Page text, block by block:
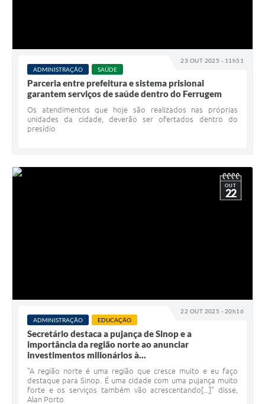
23 OUT 2025 - 11h51
ADMINISTRAÇÃO SAÚDE
Parceria entre prefeitura e sistema prisional
garantem serviços de saúde dentro do Ferrugem
Os atendimentos que hoje são realizados nas próprias
unidades da cidade, deverão ser ofertados dentro do
presídio
22 OUT 2025 - 20h16
OUT
22
ADMINISTRAÇÃO EDUCAÇÃO
Secretário destaca a pujança de Sinop e a
importância da região norte ao anunciar
investimentos milionários à...
"A região norte é uma região que cresce muito e eu faço
destaque para Sinop. É uma cidade com uma pujança muito
forte e os serviços também vão acrescentando[...]" disse,
Alan Porto